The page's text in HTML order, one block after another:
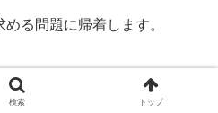
る問題に帰着します。
リスト７により解きます。
を変形しているので、1-1=0
検索 トップ